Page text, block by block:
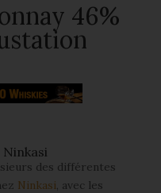
46%
des différentes
Ninkasi, avec les